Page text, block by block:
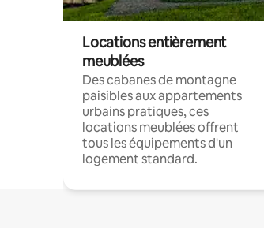
Locations entièrement
meublées
Des cabanes de montagne
paisibles aux appartements
urbains pratiques, ces
locations meublées offrent
tous les équipements d'un
logement standard.